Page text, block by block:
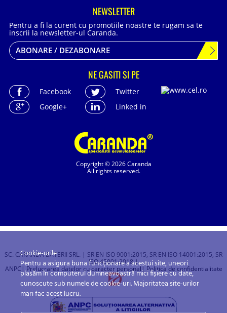
Copyright © 2026 Caranda
All rights reserved.
NEWSLETTER
Pentru a fi la curent cu promotiile noastre te rugam sa te
inscrii la newsletter-ul Caranda.
ABONARE / DEZABONARE
NE GASITI SI PE
Facebook
Twitter
Google+
Linked in
SC. CARANDA BATERII SRL. | SR EN ISO 9001:2015, SR EN ISO 14001:2015, SR
ISO 45001:2018 |
ANPC | Prelucrarea datelor cu caracter personal| Politica de confidentialitate
Cookie-urile
Pentru a asigura buna funcționare a acestui site, uneori
plasăm în computerul dumneavoastră mici fișiere cu date,
cunoscute sub numele de cookie-uri. Majoritatea site-urilor
mari fac acest lucru.